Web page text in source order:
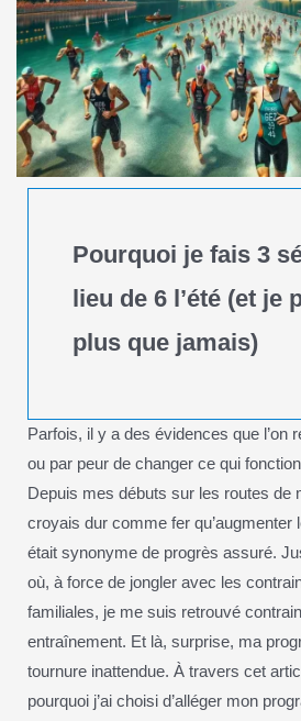
Pourquoi je fais 3
lieu de 6 l’été (et je
plus que jamais)
Parfois, il y a des évidences que l’on
ou par peur de changer ce qui
Depuis mes débuts sur les routes de
croyais dur comme fer qu’augmenter
était synonyme de progrès assuré.
où, à force de jongler avec les
familiales, je me suis retrouvé
entraînement. Et là, surprise, ma
tournure inattendue. À travers cet
pourquoi j’ai choisi d’alléger mon